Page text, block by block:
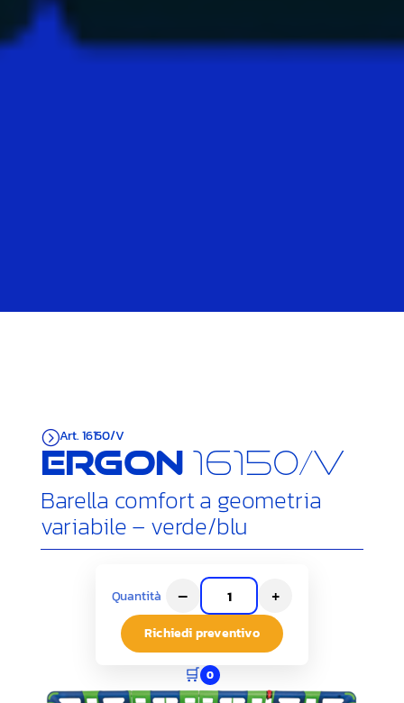
=Art. 16150/V
Ergon 16150/V
Barella comfort a geometria
variabile – verde/blu
Quantità – +
Richiedi preventivo
🛒 0